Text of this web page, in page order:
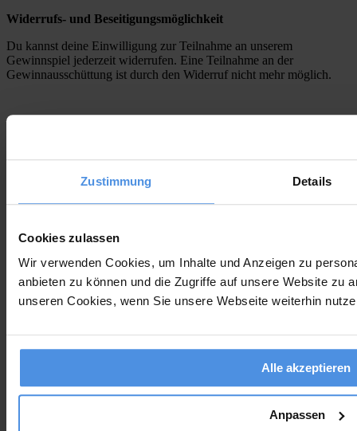
Zustimmung Details
Cookies zulassen
Wir verwenden Cookies, um Inhalte und Anzeigen zu
anbieten zu können und die Zugriffe auf unsere Website zu
unseren Cookies, wenn Sie unsere Webseite weiterhin
Alle akzeptieren
Anpassen
Widerrufs- und Beseitigungsmöglichkeit
Du kannst deine Einwilligung zur Teilnahme an unserem
Gewinnspiel jederzeit widerrufen. Eine Teilnahme an der
Gewinnausschüttung ist durch den Widerruf nicht mehr möglich.
AGB Muster
Angebotsvorlage
Angebotsvorlage Kleinunternehmer
Anzahlungsrechnung Muster
Arbeitszeugnis Muster
Aufhebungsvertrag Muster
Besprechungsprotokoll Vorlage